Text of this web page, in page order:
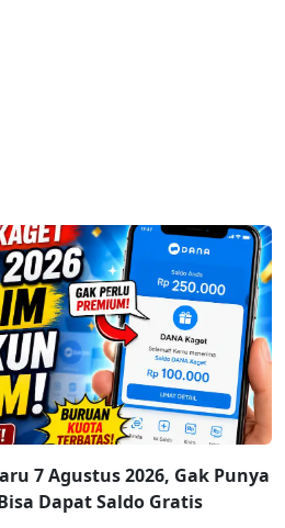
7 Agustus 2026, Gak Punya
Dapat Saldo Gratis